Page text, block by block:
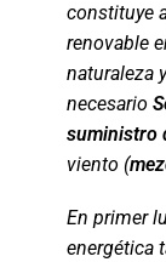
constituye
renovable
naturaleza
necesario
suministro
viento (
En primer
energética